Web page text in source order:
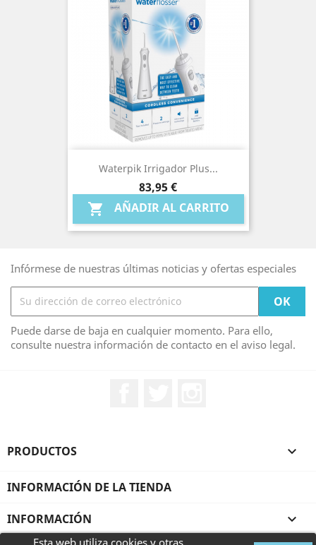
Esta web utiliza cookies y otras
Waterpik Irrigador Plus...
Precio
83,95 €
 AÑADIR AL CARRITO
Infórmese de nuestras últimas noticias y ofertas especiales
Puede darse de baja en cualquier momento. Para ello,
consulte nuestra información de contacto en el aviso legal.
PRODUCTOS 
INFORMACIÓN DE LA TIENDA
INFORMACIÓN 